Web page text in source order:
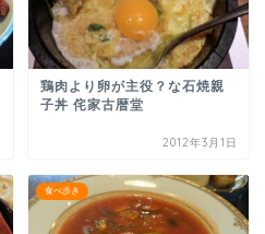
鶏肉より卵が主役？な石焼親
子丼 侘家古暦堂
2012年3月1日
食べ歩き